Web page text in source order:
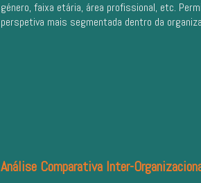
género, faixa etária, área profissional, etc.
perspetiva mais segmentada dentro da
Análise Comparativa Inter-